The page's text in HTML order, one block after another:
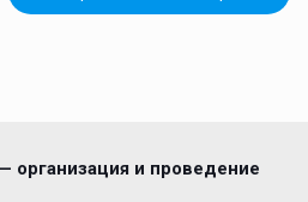
организация и проведение